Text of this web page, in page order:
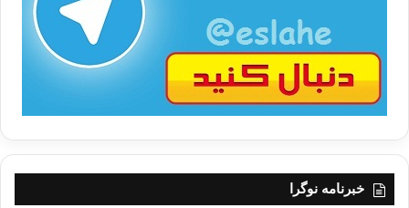
خبرنامه نوگرا